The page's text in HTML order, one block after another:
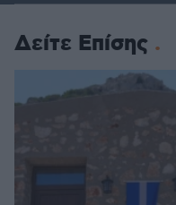
Δείτε Επίσης